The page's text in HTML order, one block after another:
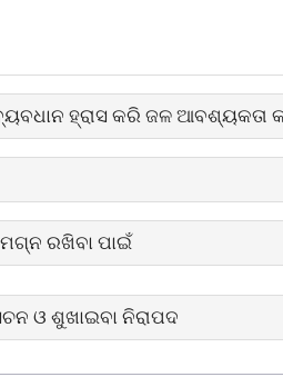
ହ୍ରାସ କରି ଜଳ ଆବଶ୍ୟକତା
ରଖିବା ପାଇଁ
ଓ ଶୁଖାଇବା ନିରାପଦ